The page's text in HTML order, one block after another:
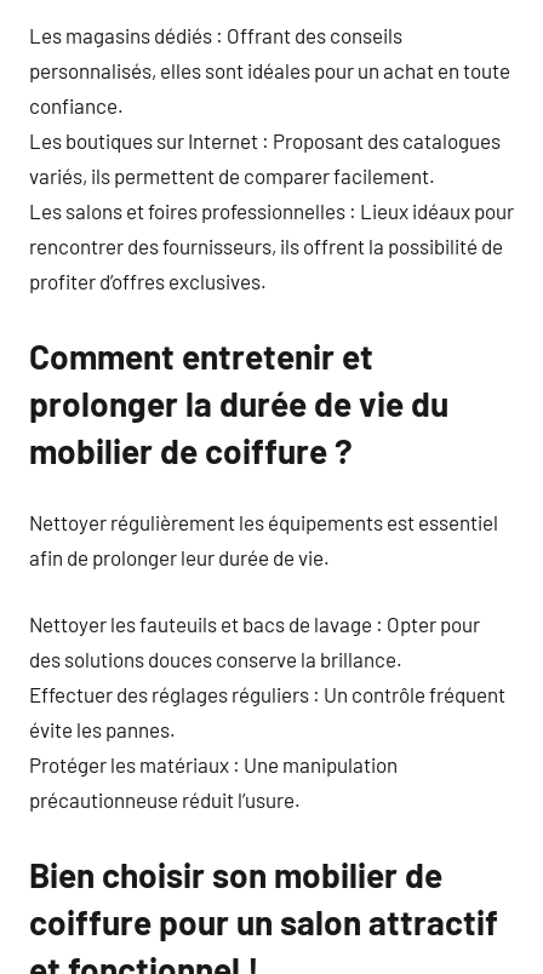
Les magasins dédiés : Offrant des conseils
personnalisés, elles sont idéales pour un achat en toute
confiance.
Les boutiques sur Internet : Proposant des catalogues
variés, ils permettent de comparer facilement.
Les salons et foires professionnelles : Lieux idéaux pour
rencontrer des fournisseurs, ils offrent la possibilité de
profiter d’offres exclusives.
Comment entretenir et
prolonger la durée de vie du
mobilier de coiffure ?
Nettoyer régulièrement les équipements est essentiel
afin de prolonger leur durée de vie.
Nettoyer les fauteuils et bacs de lavage : Opter pour
des solutions douces conserve la brillance.
Effectuer des réglages réguliers : Un contrôle fréquent
évite les pannes.
Protéger les matériaux : Une manipulation
précautionneuse réduit l’usure.
Bien choisir son mobilier de
coiffure pour un salon attractif